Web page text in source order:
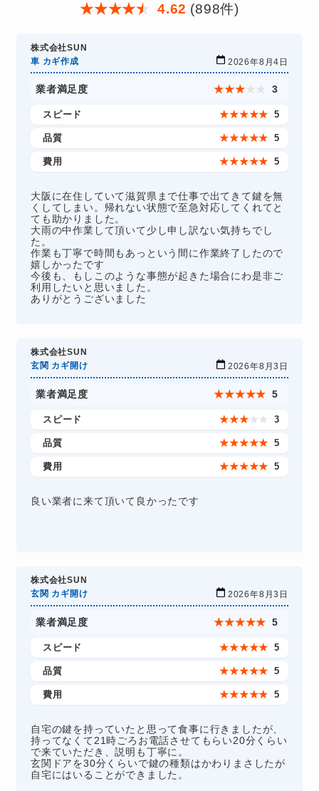
★★★★★ 4.62 (898件)
株式会社SUN
車 カギ作成
2026年8月4日
業者満足度 ★★★ ★ ★ 3
スピード ★★★★★ 5
品質 ★★★★★ 5
費用 ★★★★★ 5
大阪に在住していて滋賀県まで仕事で出てきて鍵を無
くしてしまい。帰れない状態で至急対応してくれてと
ても助かりました。
大雨の中作業して頂いて少し申し訳ない気持ちでし
た。
作業も丁寧で時間もあっという間に作業終了したので
嬉しかったです
今後も、もしこのような事態が起きた場合にわ是非ご
利用したいと思いました。
ありがとうございました
株式会社SUN
玄関 カギ開け
2026年8月3日
業者満足度 ★★★★★ 5
スピード ★★★ ★ ★ 3
品質 ★★★★★ 5
費用 ★★★★★ 5
良い業者に来て頂いて良かったです
株式会社SUN
玄関 カギ開け
2026年8月3日
業者満足度 ★★★★★ 5
スピード ★★★★★ 5
品質 ★★★★★ 5
費用 ★★★★★ 5
自宅の鍵を持っていたと思って食事に行きましたが、
持ってなくて21時ごろお電話させてもらい20分くらい
で来ていただき、説明も丁寧に。
玄関ドアを30分くらいで鍵の種類はかわりまさしたが
自宅にはいることができました。